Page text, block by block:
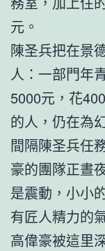
元。
陳圣兵把在景
人：一部門年
5000元，花
的人，仍在為
間隔陳圣兵任
豪的團隊正晝
是震動，小小
有匠人精力的
高偉豪被這里